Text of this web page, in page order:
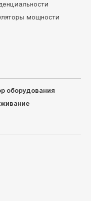
мощности
оборудования